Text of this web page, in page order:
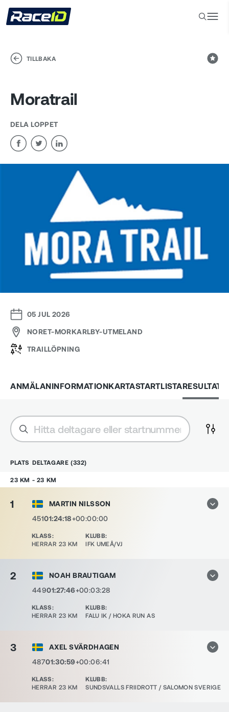
TILLBAKA
Moratrail
DELA LOPPET
05 JUL 2026
NORET-MORKARLBY-UTMELAND
TRAILLÖPNING
ANMÄLANINFORMATIONKARTASTARTLISTARESULTAT
PLATS DELTAGARE (332)
23 KM - 23 KM
1
MARTIN NILSSON
45101:24:18+00:00:00
KLASS:
HERRAR 23 KM
KLUBB:
IFK UMEÅ/VJ
2
NOAH BRAUTIGAM
44901:27:46+00:03:28
KLASS:
HERRAR 23 KM
KLUBB:
FALU IK / HOKA RUN AS
3
AXEL SVÄRDHAGEN
48701:30:59+00:06:41
KLASS:
HERRAR 23 KM
KLUBB:
SUNDSVALLS FRIIDROTT / SALOMON SVERIGE